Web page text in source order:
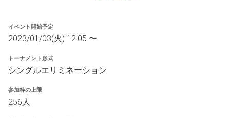
イベント開始予定
2023/01/03(火) 12:05 〜
トーナメント形式
シングルエリミネーション
参加枠の上限
256人